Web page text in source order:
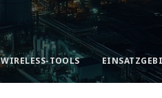
WIRELESS-TOOLS